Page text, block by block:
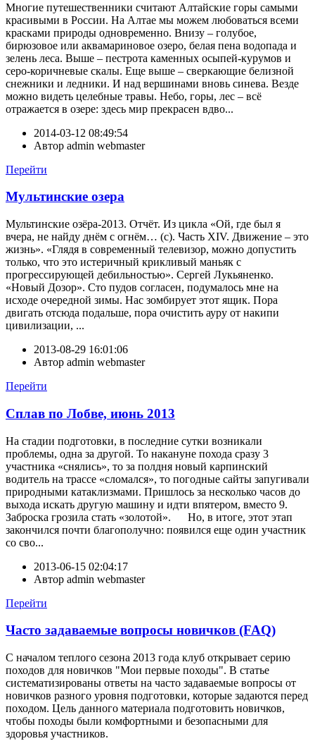
Многие путешественники считают Алтайские горы самыми
красивыми в России. На Алтае мы можем любоваться всеми
красками природы одновременно. Внизу – голубое,
бирюзовое или аквамариновое озеро, белая пена водопада и
зелень леса. Выше – пестрота каменных осыпей-курумов и
серо-коричневые скалы. Еще выше – сверкающие белизной
снежники и ледники. И над вершинами вновь синева. Везде
можно видеть целебные травы. Небо, горы, лес – всё
отражается в озере: здесь мир прекрасен вдво...
2014-03-12 08:49:54
Автор admin webmaster
Перейти
Мультинские озера
Мультинские озёра-2013. Отчёт. Из цикла «Ой, где был я
вчера, не найду днём с огнём… (с). Часть XIV. Движение – это
жизнь». «Глядя в современный телевизор, можно допустить
только, что это истеричный крикливый маньяк с
прогрессирующей дебильностью». Сергей Лукьяненко.
«Новый Дозор». Сто пудов согласен, подумалось мне на
исходе очередной зимы. Нас зомбирует этот ящик. Пора
двигать отсюда подальше, пора очистить ауру от накипи
цивилизации, ...
2013-08-29 16:01:06
Автор admin webmaster
Перейти
Сплав по Лобве, июнь 2013
На стадии подготовки, в последние сутки возникали
проблемы, одна за другой. То накануне похода сразу 3
участника «снялись», то за полдня новый карпинский
водитель на трассе «сломался», то погодные сайты запугивали
природными катаклизмами. Пришлось за несколько часов до
выхода искать другую машину и идти впятером, вместо 9.
Заброска грозила стать «золотой». Но, в итоге, этот этап
закончился почти благополучно: появился еще один участник
со сво...
2013-06-15 02:04:17
Автор admin webmaster
Перейти
Часто задаваемые вопросы новичков (FAQ)
С началом теплого сезона 2013 года клуб открывает серию
походов для новичков "Мои первые походы". В статье
систематизированы ответы на часто задаваемые вопросы от
новичков разного уровня подготовки, которые задаются перед
походом. Цель данного материала подготовить новичков,
чтобы походы были комфортными и безопасными для
здоровья участников.